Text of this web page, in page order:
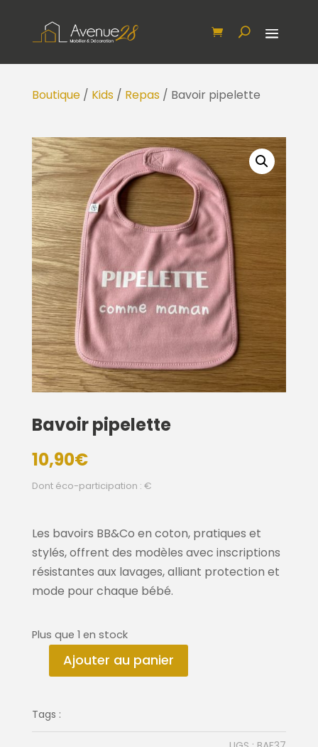
Boutique/ Kids/ Repas/ Bavoir pipelette
Bavoir pipelette
10,90€
Dont éco-participation : €
Les bavoirs BB&Co en coton, pratiques et
stylés, offrent des modèles avec inscriptions
résistantes aux lavages, alliant protection et
mode pour chaque bébé.
Plus que 1 en stock
quantité
Bavoir
Ajouter au panier
Tags :